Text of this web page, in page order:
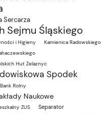
Sercarza
Sejmu Śląskiego
i Higieny
Kamienica Radowskiego
Hut Żelaznyc
Spodek
Rolny
Naukowe
ZUS Separator